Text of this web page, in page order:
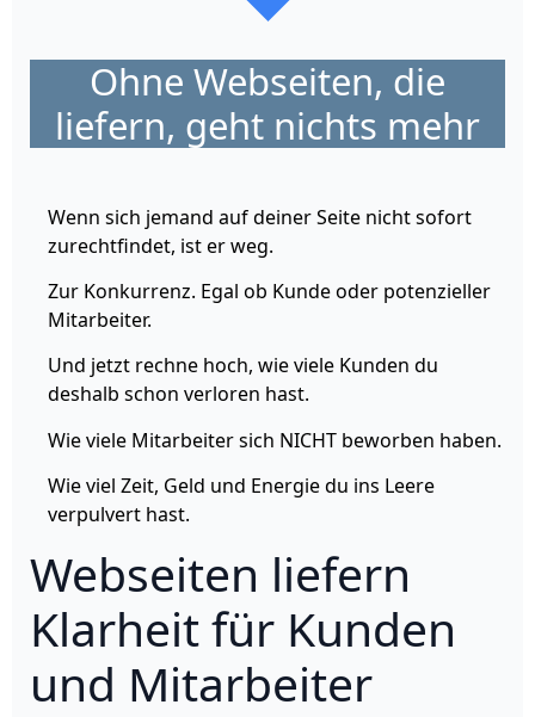
Ohne Webseiten, die
liefern, geht nichts mehr
Wenn sich jemand auf deiner Seite nicht sofort
zurechtfindet, ist er weg.
Zur Konkurrenz. Egal ob Kunde oder potenzieller
Mitarbeiter.
Und jetzt rechne hoch, wie viele Kunden du
deshalb schon verloren hast.
Wie viele Mitarbeiter sich NICHT beworben haben.
Wie viel Zeit, Geld und Energie du ins Leere
verpulvert hast.
Webseiten liefern
Klarheit für Kunden
und Mitarbeiter